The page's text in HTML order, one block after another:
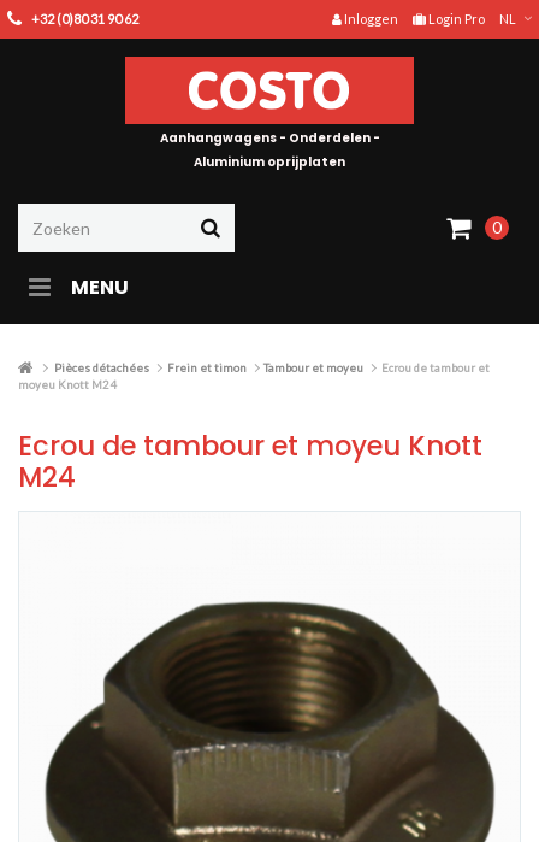
NL
Login Pro
Inloggen
+32 (0)80 31 90 62
Aanhangwagens - Onderdelen -
Aluminium oprijplaten
0
MENU
Pièces détachées Frein et timon Tambour et moyeu
Ecrou de tambour et
moyeu Knott M24
Ecrou de tambour et moyeu Knott
M24